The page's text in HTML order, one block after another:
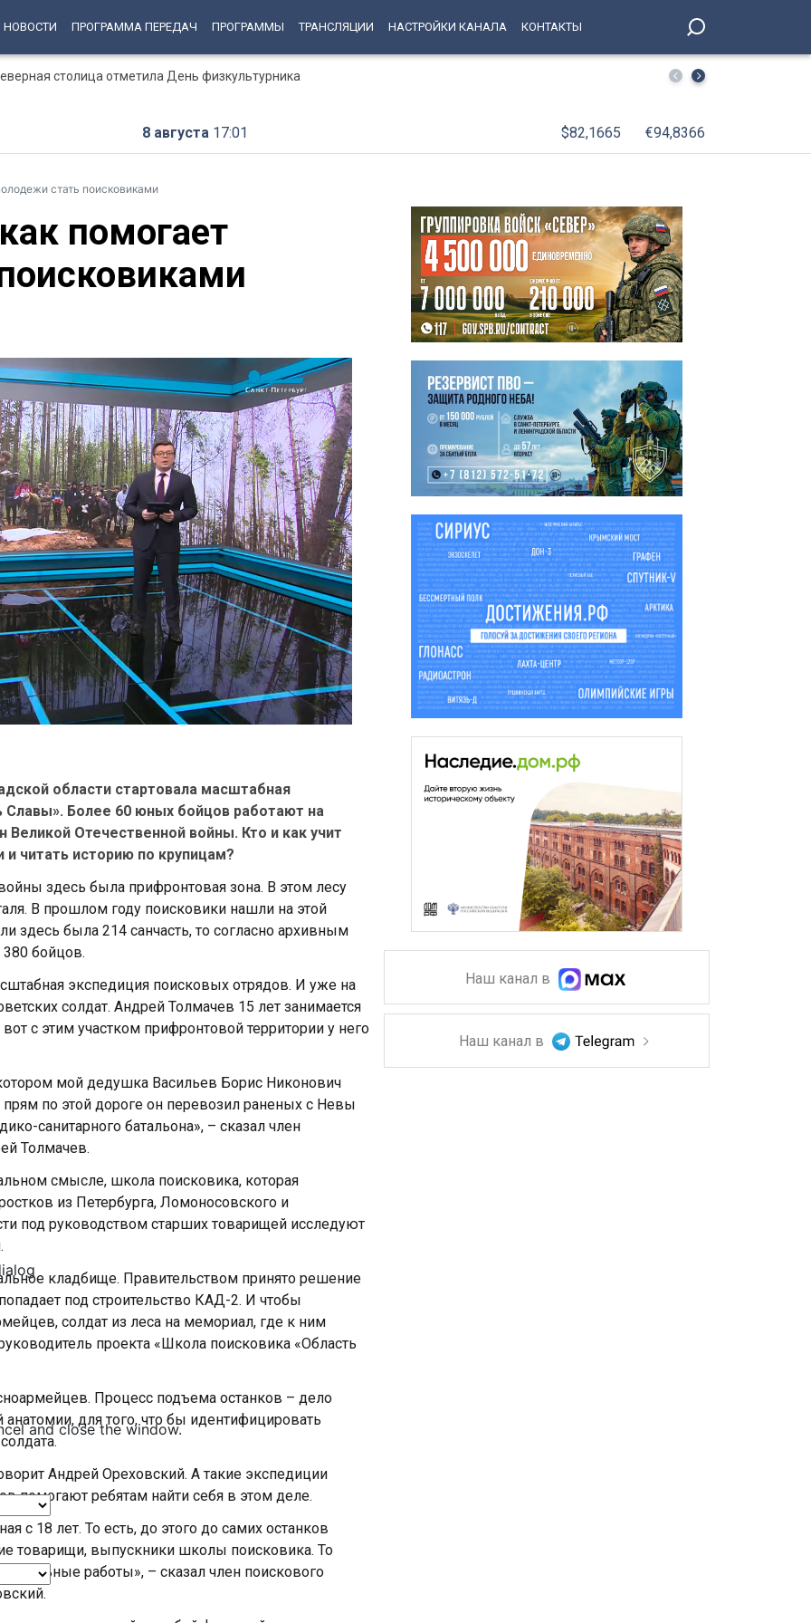
НОВОСТИ ПРОГРАММА ПЕРЕДАЧ ПРОГРАММЫ ТРАНСЛЯЦИИ НАСТРОЙКИ КАНАЛА КОНТАКТЫ
столица отметила День физкультурника
Александр Беглов: В День окончания Ленинградской
8 августа 17:01 $82,1665 €94,8366
стать поисковиками
помогает
and close the window.
области стартовала масштабная
Славы». Более 60 юных бойцов работают на
Великой Отечественной войны. Кто и как учит
читать историю по крупицам?
здесь была прифронтовая зона. В этом лесу
В прошлом году поисковики нашли на этой
здесь была 214 санчасть, то согласно архивным
бойцов.
экспедиция поисковых отрядов. И уже на
солдат. Андрей Толмачев 15 лет занимается
с этим участком прифронтовой территории у него
мой дедушка Васильев Борис Никонович
по этой дороге он перевозил раненых с Невы
санитарного батальона», – сказал член
Толмачев.
смысле, школа поисковика, которая
из Петербурга, Ломоносовского и
под руководством старших товарищей исследуют
кладбище. Правительством принято решение
под строительство КАД-2. И чтобы
солдат из леса на мемориал, где к ним
проекта «Школа поисковика «Область
Процесс подъема останков – дело
анатомии, для того, что бы идентифицировать
Андрей Ореховский. А такие экспедиции
помогают ребятам найти себя в этом деле.
с 18 лет. То есть, до этого до самих останков
товарищи, выпускники школы поисковика. То
работы», – сказал член поискового
Наш канал в
Наш канал в